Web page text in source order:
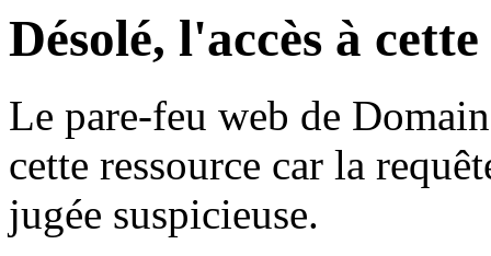
Désolé, l'accès à
Le pare-feu web de
cette ressource car la
jugée suspicieuse.